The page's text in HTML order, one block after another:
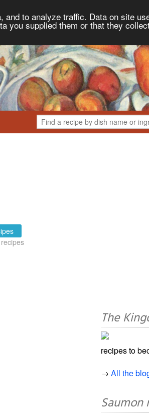
to analyze traffic. Data on site
you supplied them or that they
The
recipes to
→All the
Saumon